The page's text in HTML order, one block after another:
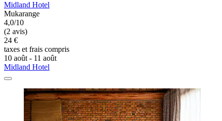
Midland Hotel
Mukarange
4,0/10
(2 avis)
24 €
taxes et frais compris
10 août - 11 août
Midland Hotel